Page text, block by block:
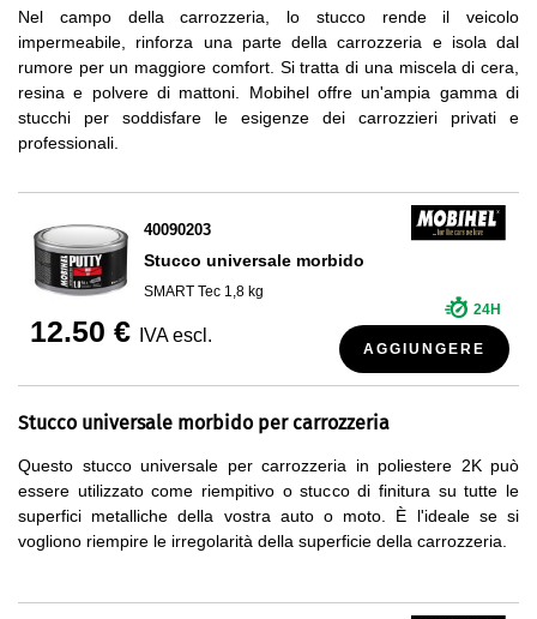
Nel campo della carrozzeria, lo stucco rende il veicolo
impermeabile, rinforza una parte della carrozzeria e isola dal
rumore per un maggiore comfort. Si tratta di una miscela di cera,
resina e polvere di mattoni. Mobihel offre un'ampia gamma di
stucchi per soddisfare le esigenze dei carrozzieri privati e
professionali.
40090203
Stucco universale morbido
SMART Tec 1,8 kg
12.50 € IVA escl.
24H
AGGIUNGERE
Stucco universale morbido per carrozzeria
Questo stucco universale per carrozzeria in poliestere 2K può
essere utilizzato come riempitivo o stucco di finitura su tutte le
superfici metalliche della vostra auto o moto. È l'ideale se si
vogliono riempire le irregolarità della superficie della carrozzeria.